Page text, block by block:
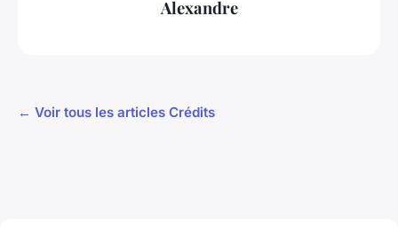
Alexandre
← Voir tous les articles Crédits